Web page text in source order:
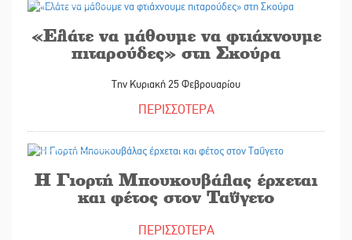
«Ελάτε να μάθουμε να φτιάχνουμε
πιταρούδες» στη Σκούρα
Την Κυριακή 25 Φεβρουαρίου
ΠΕΡΙΣΣΟΤΕΡΑ
Η Γιορτή Μπουκουβάλας έρχεται
και φέτος στον Ταΰγετο
ΠΕΡΙΣΣΟΤΕΡΑ